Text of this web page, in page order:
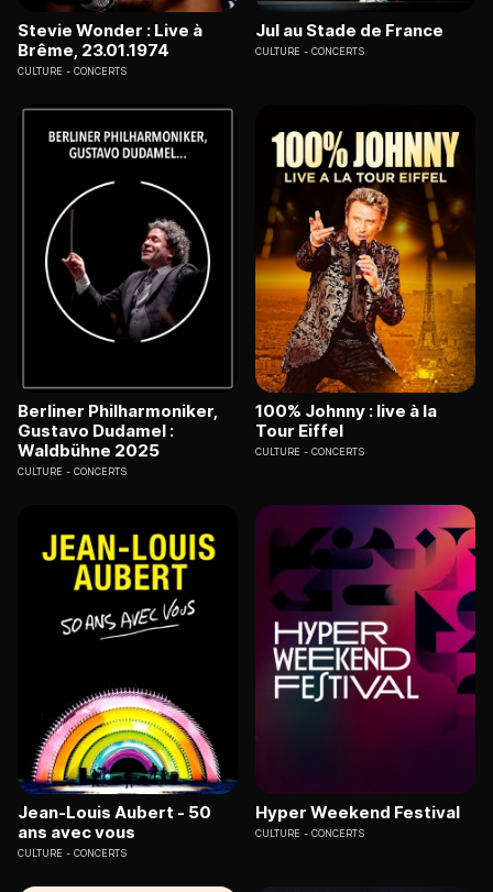
Stevie Wonder : Live à
Brême, 23.01.1974
CULTURE CONCERTS
Jul au Stade de France
CULTURE CONCERTS
Berliner Philharmoniker,
Gustavo Dudamel :
Waldbühne 2025
CULTURE CONCERTS
100% Johnny : live à la
Tour Eiffel
CULTURE CONCERTS
Jean-Louis Aubert - 50
ans avec vous
CULTURE CONCERTS
Hyper Weekend Festival
CULTURE CONCERTS